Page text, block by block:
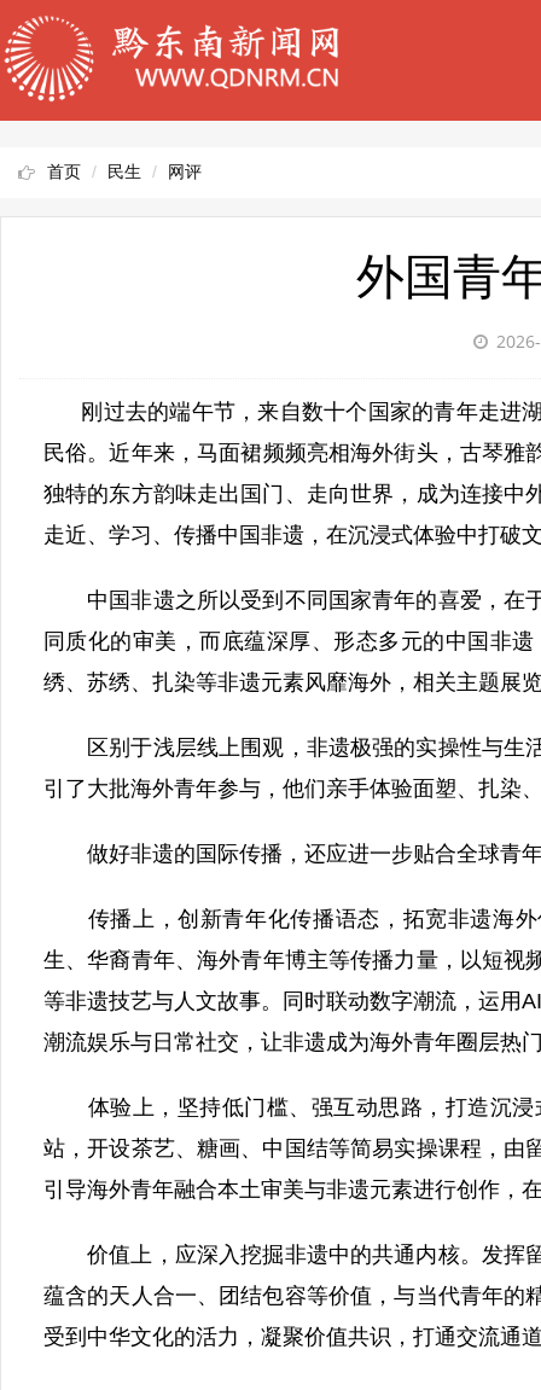
首页 民生 网评
外国青
刚过去的端午节，来自数十个国家的青年走进
民俗。近年来，马面裙频频亮相海外街头，古琴
独特的东方韵味走出国门、走向世界，成为连接
走近、学习、传播中国非遗，在沉浸式体验中打破
中国非遗之所以受到不同国家青年的喜爱，在
同质化的审美，而底蕴深厚、形态多元的中国非
绣、苏绣、扎染等非遗元素风靡海外，相关主题展
区别于浅层线上围观，非遗极强的实操性与生
引了大批海外青年参与，他们亲手体验面塑、扎染
做好非遗的国际传播，还应进一步贴合全球青
传播上，创新青年化传播语态，拓宽非遗海外
生、华裔青年、海外青年博主等传播力量，以短
等非遗技艺与人文故事。同时联动数字潮流，运用
潮流娱乐与日常社交，让非遗成为海外青年圈层热
体验上，坚持低门槛、强互动思路，打造沉浸
站，开设茶艺、糖画、中国结等简易实操课程，
引导海外青年融合本土审美与非遗元素进行创作，
价值上，应深入挖掘非遗中的共通内核。发挥
蕴含的天人合一、团结包容等价值，与当代青年
受到中华文化的活力，凝聚价值共识，打通交流通